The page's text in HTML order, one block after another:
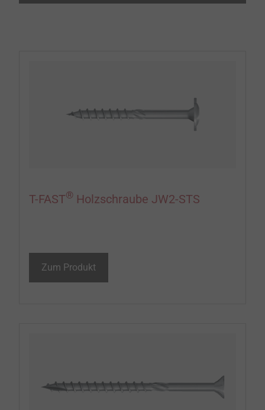
T-FAST® Holzschraube JW2-STS
Zum Produkt